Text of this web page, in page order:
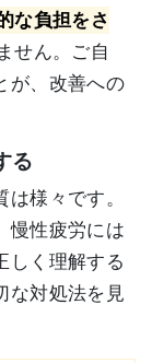
な負担をさ
せん。ご自
が、改善への
る
様々です。
慢性疲労には
しく理解する
な対処法を見